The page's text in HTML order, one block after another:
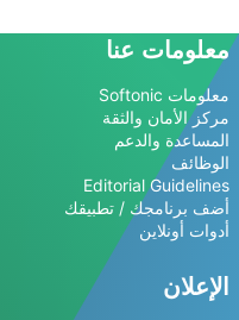
معلومات عنا
معلومات Softonic
مركز الأمان والثقة
المساعدة والدعم
الوظائف
Editorial Guidelines
أضف برنامجك / تطبيقك
أدوات أونلاين
الإعلان